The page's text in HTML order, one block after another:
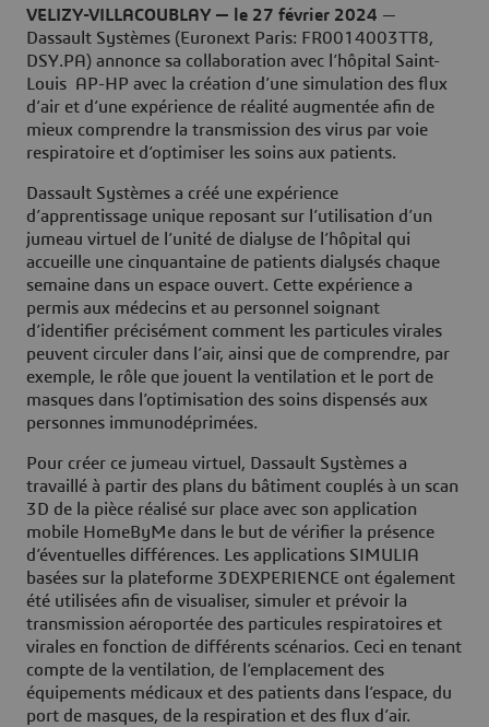
VELIZY-VILLACOUBLAY — le 27 février 2024 —
Dassault Systèmes (Euronext Paris: FR0014003TT8,
DSY.PA) annonce sa collaboration avec l’hôpital Saint-
Louis AP-HP avec la création d’une simulation des flux
d’air et d’une expérience de réalité augmentée afin de
mieux comprendre la transmission des virus par voie
respiratoire et d’optimiser les soins aux patients.
Dassault Systèmes a créé une expérience
d’apprentissage unique reposant sur l’utilisation d’un
jumeau virtuel de l’unité de dialyse de l’hôpital qui
accueille une cinquantaine de patients dialysés chaque
semaine dans un espace ouvert. Cette expérience a
permis aux médecins et au personnel soignant
d’identifier précisément comment les particules virales
peuvent circuler dans l’air, ainsi que de comprendre, par
exemple, le rôle que jouent la ventilation et le port de
masques dans l’optimisation des soins dispensés aux
personnes immunodéprimées.
Pour créer ce jumeau virtuel, Dassault Systèmes a
travaillé à partir des plans du bâtiment couplés à un scan
3D de la pièce réalisé sur place avec son application
mobile HomeByMe dans le but de vérifier la présence
d’éventuelles différences. Les applications SIMULIA
basées sur la plateforme 3DEXPERIENCE ont également
été utilisées afin de visualiser, simuler et prévoir la
transmission aéroportée des particules respiratoires et
virales en fonction de différents scénarios. Ceci en tenant
compte de la ventilation, de l’emplacement des
équipements médicaux et des patients dans l’espace, du
port de masques, de la respiration et des flux d’air.